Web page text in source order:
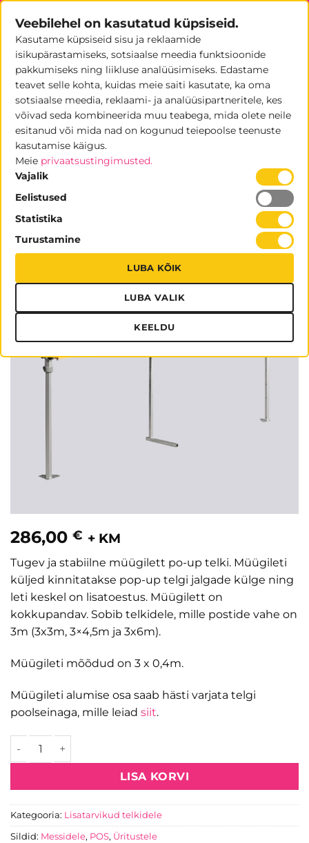
Skip
content
Müügilett pop-up telgile
TELGID /
286,00 € + KM
Tugev ja stabiilne müügilett po-up telki. Müügileti
küljed kinnitatakse pop-up telgi jalgade külge ning
leti keskel on lisatoestus. Müügilett on
kokkupandav. Sobib telkidele, mille postide vahe on
3m (3x3m, 3×4,5m ja 3x6m).
Müügileti mõõdud on 3 x 0,4m.
Müügileti alumise osa saab hästi varjata telgi
poolseinaga, mille leiad siit.
Müügilett pop-up telgile kogus
LISA KORVI
Kategooria: Lisatarvikud telkidele
Sildid: Messidele, POS, Üritustele
Veebilehel on kasutatud küpsiseid.
Kasutame küpsiseid sisu ja reklaamide
isikupärastamiseks, sotsiaalse meedia funktsioonide
pakkumiseks ning liikluse analüüsimiseks. Edastame
teavet selle kohta, kuidas meie saiti kasutate, ka oma
sotsiaalse meedia, reklaami- ja analüüsipartneritele, kes
võivad seda kombineerida muu teabega, mida olete neile
esitanud või mida nad on kogunud teiepoolse teenuste
kasutamise käigus.
Meie privaatsustingimusted.
Vajalik
Eelistused
Statistika
Turustamine
LUBA KÕIK
LUBA VALIK
KEELDU